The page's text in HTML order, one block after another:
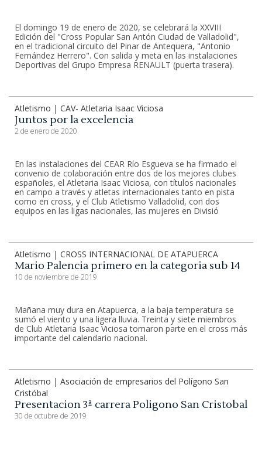
El domingo 19 de enero de 2020, se celebrará la XXVIII
Edición del "Cross Popular San Antón Ciudad de Valladolid",
en el tradicional circuito del Pinar de Antequera, "Antonio
Fernández Herrero". Con salida y meta en las instalaciones
Deportivas del Grupo Empresa RENAULT (puerta trasera).
Atletismo | CAV- Atletaria Isaac Viciosa
Juntos por la excelencia
2 de enero de 2020
En las instalaciones del CEAR Río Esgueva se ha firmado el
convenio de colaboración entre dos de los mejores clubes
españoles, el Atletaria Isaac Viciosa, con títulos nacionales
en campo a través y atletas internacionales tanto en pista
como en cross, y el Club Atletismo Valladolid, con dos
equipos en las ligas nacionales, las mujeres en Divisió
Atletismo | CROSS INTERNACIONAL DE ATAPUERCA
Mario Palencia primero en la categoria sub 14
10 de noviembre de 2019
Mañana muy dura en Atapuerca, a la baja temperatura se
sumó el viento y una ligera lluvia. Treinta y siete miembros
de Club Atletaria Isaac Viciosa tomaron parte en el cross más
importante del calendario nacional.
Atletismo | Asociación de empresarios del Polígono San
Cristóbal
Presentacion 3ª carrera Poligono San Cristobal
30 de octubre de 2019